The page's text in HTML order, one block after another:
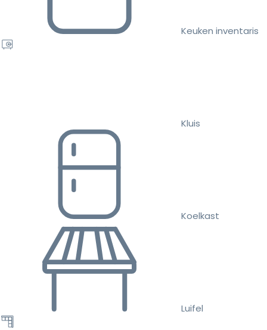
Keuken inventaris
Kluis
Koelkast
Luifel